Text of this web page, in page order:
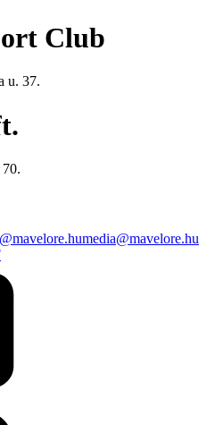
Club
u. 37.
media@mavelore.hu